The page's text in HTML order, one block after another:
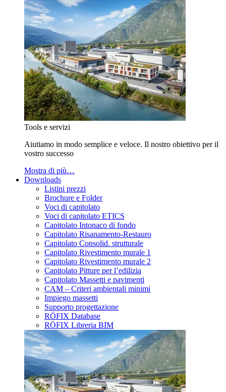
Tools e servizi
Aiutiamo in modo semplice e veloce. Il nostro obiettivo per il
vostro successo
Mostra di più…
Downloads
Listini prezzi
Brochure e Folder
Voci di capitolato
Voci di capitolato ETICS
Capitolato Intonaco di fondo
Capitolato Risanamento-Restauro
Capitolato Consolid. strutturale
Capitolato Rivestimento murale 1
Capitolato Rivestimento murale 2
Capitolato Pitture per l’edilizia
Capitolato Massetti e pavimenti
CAM – Criteri ambientali minimi
Impiego massetti
Supporto progettazione
RÖFIX Database
RÖFIX Libreria BIM